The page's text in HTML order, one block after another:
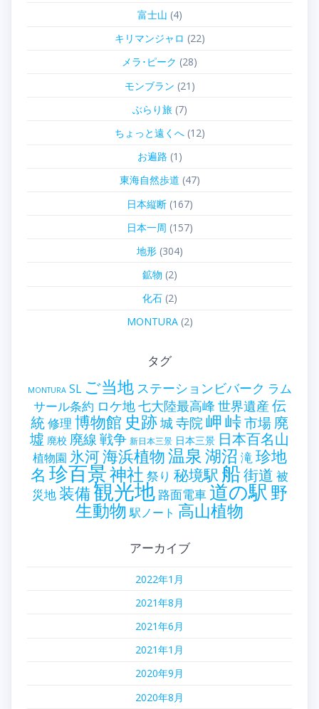
富士山 (4)
キリマンジャロ (22)
メラ･ピーク (28)
モンブラン (21)
ぶらり旅(7)
ちょっと遠くへ(12)
お遍路 (1)
東海自然歩道 (47)
日本縦断(167)
日本一周 (157)
地形(304)
鉱物 (2)
化石(2)
MONTURA(2)
タグ
MONTURA SL ご当地 ステーションビバーク ラム
サール条約 ロケ地七大陸最高峰 世界遺産 伝
統修理 博物館 史跡城寺院岬峠市場 廃
墟 廃校 廃線戦争 新日本三景 日本三景 日本百名山
植物園 氷河海浜植物温泉湖沼 滝珍地
名 珍百景神社 祭り 秘境駅 船街道 被
災地装備観光地 路面電車道の駅 野
生動物 駅ノート 高山植物
アーカイブ
2022年1月
2021年8月
2021年6月
2021年1月
2020年9月
2020年8月